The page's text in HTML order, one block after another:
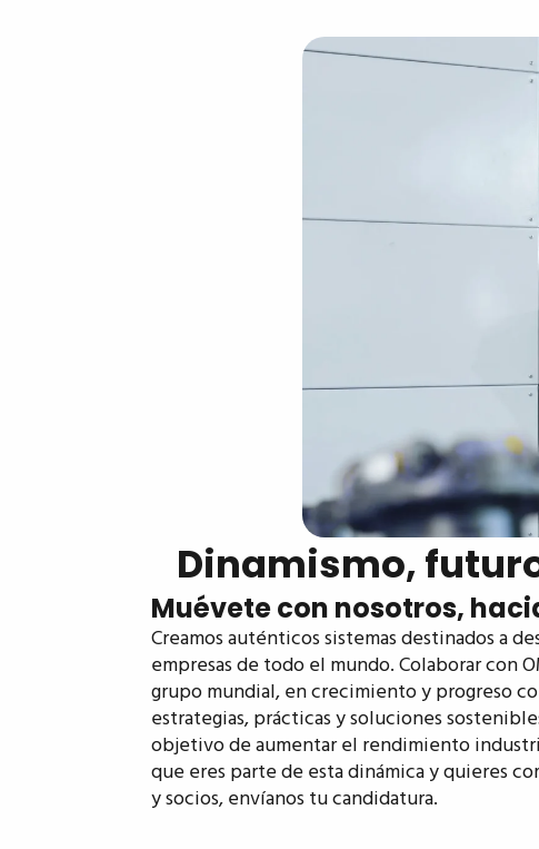
Dinamismo,
Muévete con nosotros,
Creamos auténticos sistemas destinados a
empresas de todo el mundo. Colaborar con
grupo mundial, en crecimiento y progreso
estrategias, prácticas y soluciones
objetivo de aumentar el rendimiento
que eres parte de esta dinámica y quieres
y socios, envíanos tu candidatura.